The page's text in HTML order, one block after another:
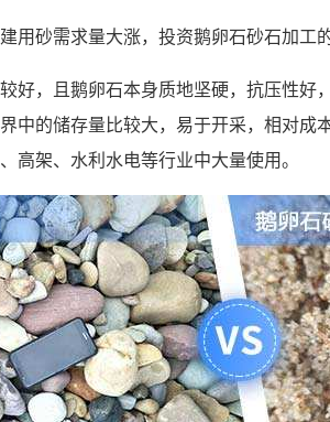
砂需求量大涨，投资鹅卵石砂石加工的
，且鹅卵石本身质地坚硬，抗压性好
中的储存量比较大，易于开采，相对
高架、水利水电等行业中大量使用。